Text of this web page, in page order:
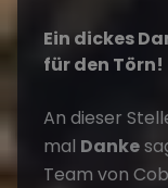
Ein dickes
für den Törn!
An dieser
mal Danke
Team von